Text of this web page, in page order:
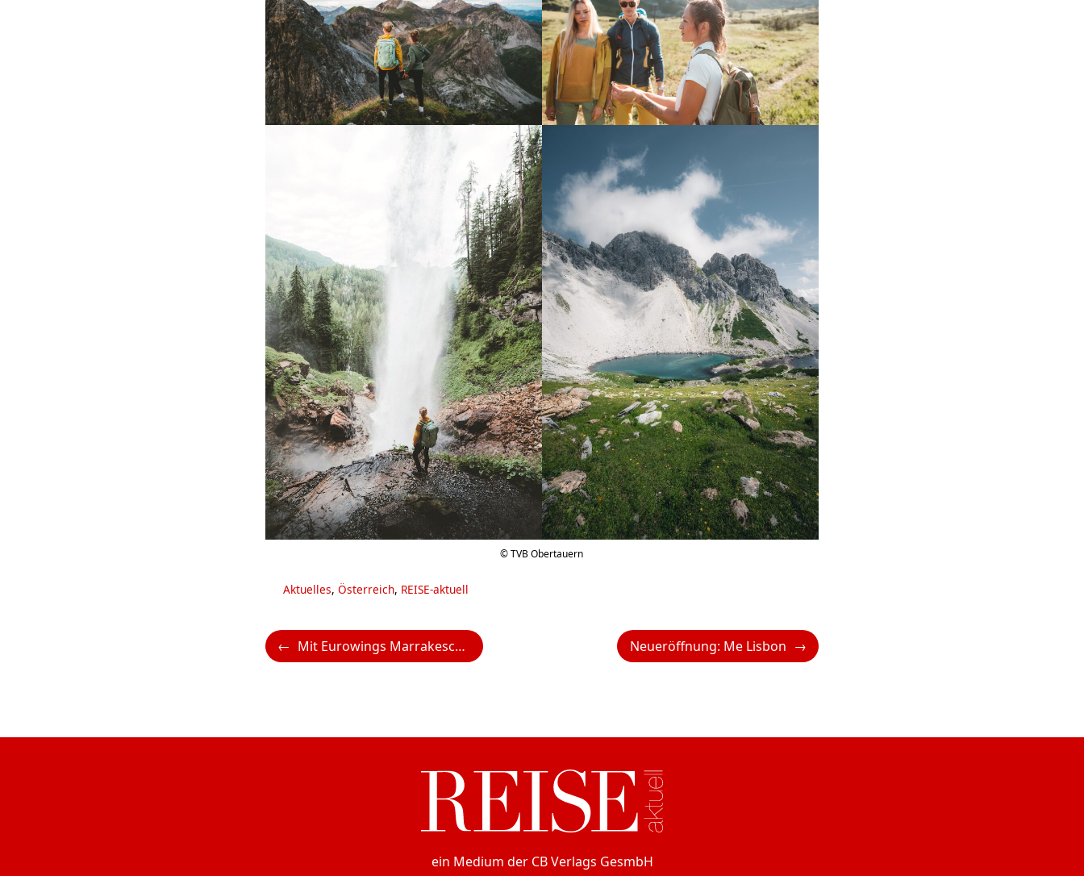
© TVB Obertauern
Kategorien
Aktuelles, Österreich, REISE-aktuell
Neueröffnung: Me Lisbon
Mit Eurowings Marrakesch entdecken
ein Medium der CB Verlags GesmbH